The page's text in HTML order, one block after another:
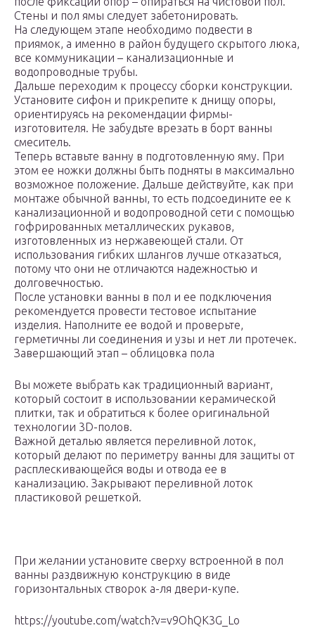
Стены и пол ямы следует забетонировать.
На следующем этапе необходимо подвести в
приямок, а именно в район будущего скрытого люка,
все коммуникации – канализационные и
водопроводные трубы.
Дальше переходим к процессу сборки конструкции.
Установите сифон и прикрепите к днищу опоры,
ориентируясь на рекомендации фирмы-
изготовителя. Не забудьте врезать в борт ванны
смеситель.
Теперь вставьте ванну в подготовленную яму. При
этом ее ножки должны быть подняты в максимально
возможное положение. Дальше действуйте, как при
монтаже обычной ванны, то есть подсоедините ее к
канализационной и водопроводной сети с помощью
гофрированных металлических рукавов,
изготовленных из нержавеющей стали. От
использования гибких шлангов лучше отказаться,
потому что они не отличаются надежностью и
долговечностью.
После установки ванны в пол и ее подключения
рекомендуется провести тестовое испытание
изделия. Наполните ее водой и проверьте,
герметичны ли соединения и узы и нет ли протечек.
Завершающий этап – облицовка пола
Вы можете выбрать как традиционный вариант,
который состоит в использовании керамической
плитки, так и обратиться к более оригинальной
технологии 3D-полов.
Важной деталью является переливной лоток,
который делают по периметру ванны для защиты от
расплескивающейся воды и отвода ее в
канализацию. Закрывают переливной лоток
пластиковой решеткой.
При желании установите сверху встроенной в пол
ванны раздвижную конструкцию в виде
горизонтальных створок а-ля двери-купе.
https://youtube.com/watch?v=v9OhQK3G_Lo